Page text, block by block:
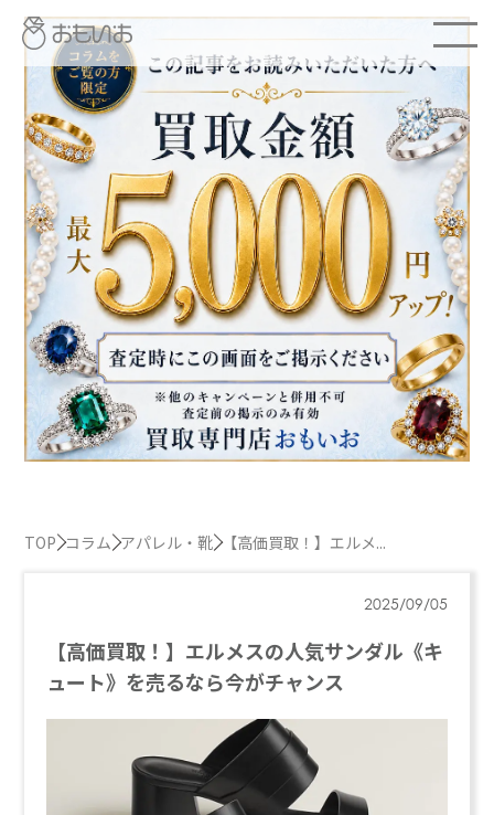
TOP コラム アパレル・靴 【高価買取！】エルメ...
2025/09/05
【高価買取！】エルメスの人気サンダル《キ
ュート》を売るなら今がチャンス